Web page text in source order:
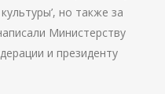
но также за
Министерству
и президенту